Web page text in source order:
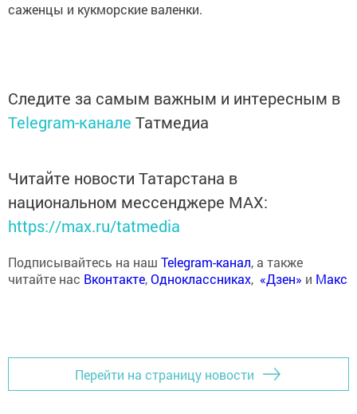
саженцы и кукморские валенки.
Следите за самым важным и интересным в
Telegram-канале Татмедиа
Читайте новости Татарстана в
национальном мессенджере MАХ:
https://max.ru/tatmedia
Подписывайтесь на наш Telegram-канал, а также
читайте нас Вконтакте,Одноклассниках, «Дзен» и Макс
Перейти на страницу новости